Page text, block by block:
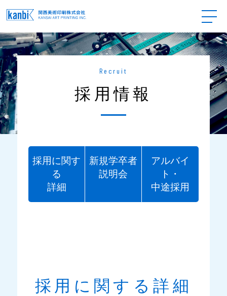
Recruit
採用情報
採用に関す
る
詳細
新規学卒者
説明会
アルバイ
ト・
中途採用
採用に関する詳細